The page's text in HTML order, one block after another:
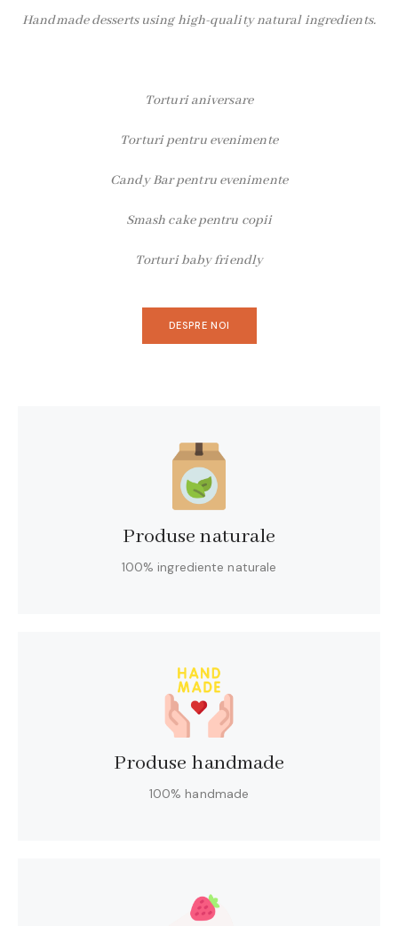
Handmade desserts using high-quality natural ingredients.
Torturi aniversare
Torturi pentru evenimente
Candy Bar pentru evenimente
Smash cake pentru copii
Torturi baby friendly
DESPRE NOI
Produse naturale
100% ingrediente naturale
Produse handmade
100% handmade